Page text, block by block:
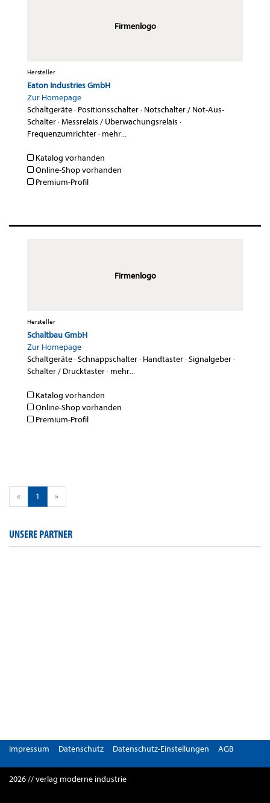
Firmenlogo
Hersteller
Eaton Industries GmbH
Zur Homepage
Schaltgeräte· Positionsschalter· Notschalter / Not-Aus-
Schalter·Messrelais / Überwachungsrelais ·
Frequenzumrichter· mehr...
Katalog vorhanden
Online-Shop vorhanden
Premium-Profil
Firmenlogo
Hersteller
Schaltbau GmbH
Zur Homepage
Schaltgeräte·Schnappschalter· Handtaster·Signalgeber·
Schalter / Drucktaster· mehr...
Katalog vorhanden
Online-Shop vorhanden
Premium-Profil
« 1 »
UNSERE PARTNER
Impressum Datenschutz Datenschutz-Einstellungen AGB
2026 // verlag moderne industrie